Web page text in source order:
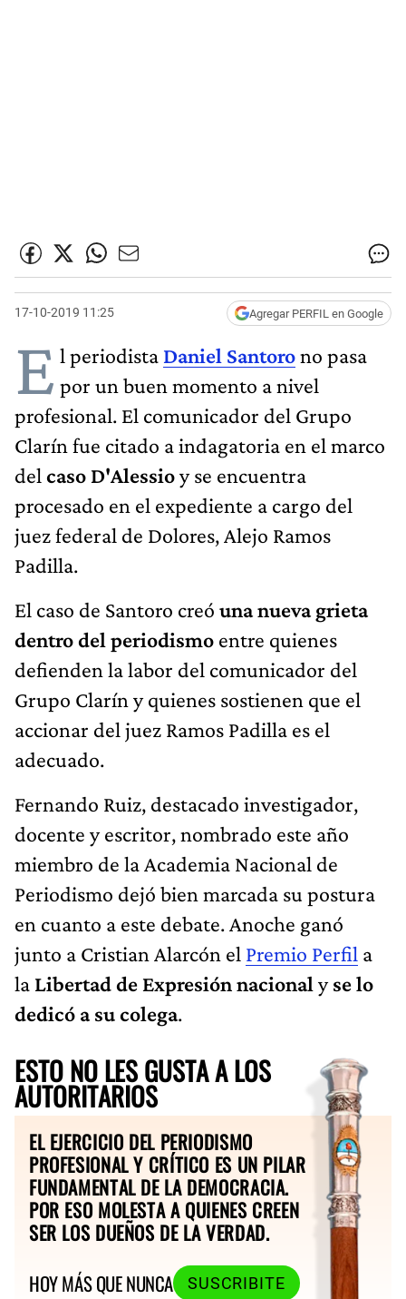
17-10-2019 11:25 Agregar PERFIL en Google
E l periodista Daniel Santorono pasa
por un buen momento a nivel
profesional. El comunicador del Grupo
Clarín fue citado a indagatoria en el marco
del caso D'Alessioy se encuentra
procesado en el expediente a cargo del
juez federal de Dolores, Alejo Ramos
Padilla.
El caso de Santoro creó una nueva grieta
dentro del periodismo entre quienes
defienden la labor del comunicador del
Grupo Clarín y quienes sostienen que el
accionar del juez Ramos Padilla es el
adecuado.
Fernando Ruiz, destacado investigador,
docente y escritor, nombrado este año
miembro de la Academia Nacional de
Periodismo dejó bien marcada su postura
en cuanto a este debate. Anoche ganó
junto a Cristian Alarcón el Premio Perfil a
la Libertad de Expresión nacional yse lo
dedicó a su colega.
ESTO NO LES GUSTA A LOS
AUTORITARIOS
EL EJERCICIO DEL PERIODISMO
PROFESIONAL Y CRÍTICO ES UN PILAR
FUNDAMENTAL DE LA DEMOCRACIA.
POR ESO MOLESTA A QUIENES CREEN
SER LOS DUEÑOS DE LA VERDAD.
HOY MÁS QUE NUNCA
SUSCRIBITE